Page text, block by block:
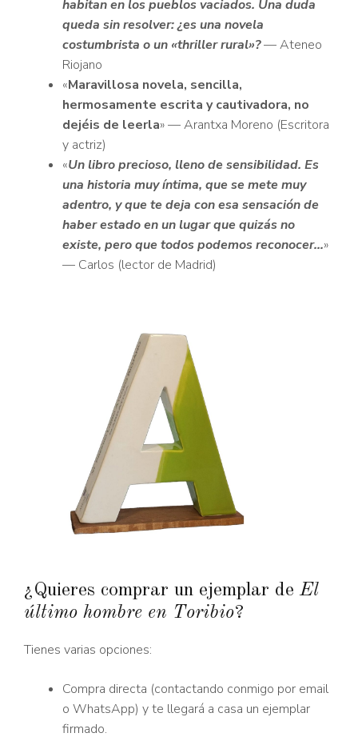
habitan en los pueblos vaciados. Una duda
queda sin resolver: ¿es una novela
costumbrista o un «thriller rural»?— Ateneo
Riojano
«Maravillosa novela, sencilla,
hermosamente escrita y cautivadora, no
dejéis de leerla» — Arantxa Moreno (Escritora
y actriz)
«Un libro precioso, lleno de sensibilidad. Es
una historia muy íntima, que se mete muy
adentro, y que te deja con esa sensación de
haber estado en un lugar que quizás no
existe, pero que todos podemos reconocer…»
— Carlos (lector de Madrid)
¿Quieres comprar un ejemplar deEl
último hombre en Toribio?
Tienes varias opciones:
Compra directa (contactando conmigo por email
o WhatsApp) y te llegará a casa un ejemplar
firmado.